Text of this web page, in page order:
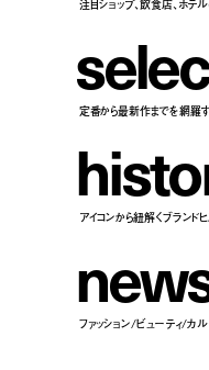
注目ショップ、飲食店、ホテ
selec
定番から最新作までを網羅
histo
アイコンから紐解くブランドヒ
new
ファッション/ビューティ/カ